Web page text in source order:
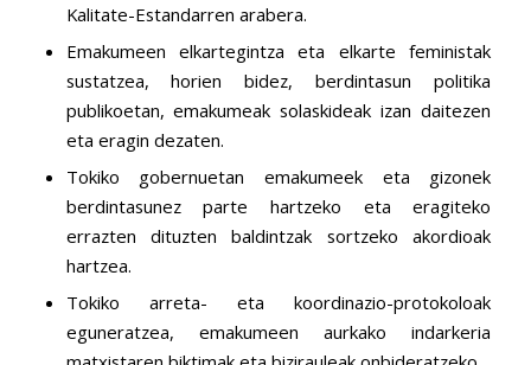
Kalitate-Estandarren arabera.
Emakumeen elkartegintza eta elkarte feministak
sustatzea, horien bidez, berdintasun politika
publikoetan, emakumeak solaskideak izan daitezen
eta eragin dezaten.
Tokiko gobernuetan emakumeek eta gizonek
berdintasunez parte hartzeko eta eragiteko
errazten dituzten baldintzak sortzeko akordioak
hartzea.
Tokiko arreta- eta koordinazio-protokoloak
eguneratzea, emakumeen aurkako indarkeria